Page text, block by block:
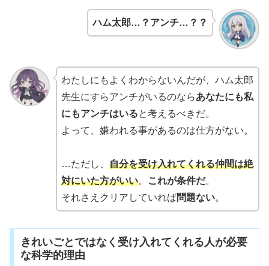
ハム太郎…？アンチ…？？
わたしにもよくわからないんだが、ハム太郎
先生にすらアンチがいるのならあなたにも私
にもアンチはいると考えるべきだ。
よって、嫌われる事があるのは仕方がない。
…ただし、 自分を受け入れてくれる仲間は絶
対にいた方がいい。 これが条件だ。
それさえクリアしていれば問題ない。
きれいごとではなく受け入れてくれる人が必要
な科学的理由